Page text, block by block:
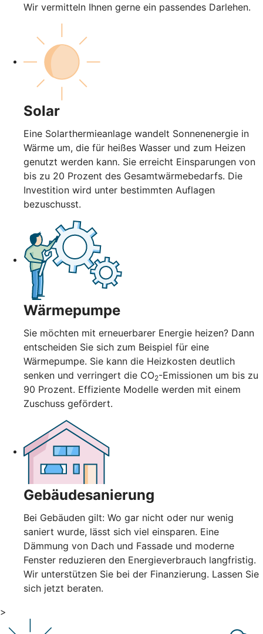
Wir vermitteln Ihnen gerne ein passendes Darlehen.
Solar
Eine Solarthermieanlage wandelt Sonnenenergie in
Wärme um, die für heißes Wasser und zum Heizen
genutzt werden kann. Sie erreicht Einsparungen von
bis zu 20 Prozent des Gesamtwärmebedarfs. Die
Investition wird unter bestimmten Auflagen
bezuschusst.
Wärmepumpe
Sie möchten mit erneuerbarer Energie heizen? Dann
entscheiden Sie sich zum Beispiel für eine
Wärmepumpe. Sie kann die Heizkosten deutlich
senken und verringert die CO2-Emissionen um bis zu
90 Prozent. Effiziente Modelle werden mit einem
Zuschuss gefördert.
Gebäudesanierung
Bei Gebäuden gilt: Wo gar nicht oder nur wenig
saniert wurde, lässt sich viel einsparen. Eine
Dämmung von Dach und Fassade und moderne
Fenster reduzieren den Energieverbrauch langfristig.
Wir unterstützen Sie bei der Finanzierung. Lassen Sie
sich jetzt beraten.
>